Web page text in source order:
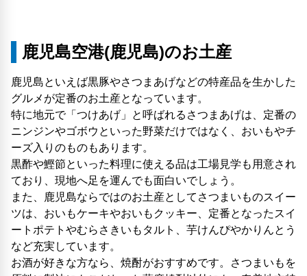
鹿児島空港(鹿児島)のお土産
鹿児島といえば黒豚やさつまあげなどの特産品を生かした
グルメが定番のお土産となっています。
特に地元で「つけあげ」と呼ばれるさつまあげは、定番の
ニンジンやゴボウといった野菜だけではなく、おいもやチ
ーズ入りのものもあります。
黒酢や鰹節といった料理に使える品は工場見学も用意され
ており、現地へ足を運んでも面白いでしょう。
また、鹿児島ならではのお土産としてさつまいものスイー
ツは、おいもケーキやおいもクッキー、定番となったスイ
ートポテトやむらさきいもタルト、芋けんぴやかりんとう
など充実しています。
お酒が好きな方なら、焼酎がおすすめです。さつまいもを